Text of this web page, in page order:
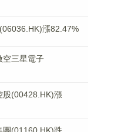
漲82.47%
空三星電子
股(00428.HK)漲